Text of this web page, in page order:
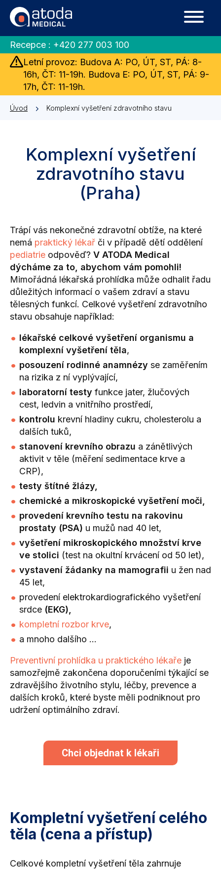
Recepce : +420 277 003 100
Letní provoz: Budova A: PO, ÚT, ST, PÁ: 8-
16h, ČT: 11-19h. Budova E: PO, ÚT, ST, PÁ: 9-
17h, ČT: 11-19h.
Úvod Komplexní vyšetření zdravotního stavu
Komplexní vyšetření
zdravotního stavu
(Praha)
Trápí vás nekonečné zdravotní obtíže, na které
nemá praktický lékař či v případě dětí oddělení
pediatrie odpověď? V ATODA Medical
dýcháme za to, abychom vám pomohli!
Mimořádná lékařská prohlídka může odhalit řadu
důležitých informací o vašem zdraví a stavu
tělesných funkcí. Celkové vyšetření zdravotního
stavu obsahuje například:
lékařské celkové vyšetření organismu a
komplexní vyšetření těla,
posouzení rodinné anamnézy se zaměřením
na rizika z ní vyplývající,
laboratorní testy funkce jater, žlučových
cest, ledvin a vnitřního prostředí,
kontrolu krevní hladiny cukru, cholesterolu a
dalších tuků,
stanovení krevního obrazu a zánětlivých
aktivit v těle (měření sedimentace krve a
CRP),
testy štítné žlázy,
chemické a mikroskopické vyšetření moči,
provedení krevního testu na rakovinu
prostaty (PSA) u mužů nad 40 let,
vyšetření mikroskopického množství krve
ve stolici (test na okultní krvácení od 50 let),
vystavení žádanky na mamografii u žen nad
45 let,
provedení elektrokardiografického vyšetření
srdce (EKG),
kompletní rozbor krve,
a mnoho dalšího …
Preventivní prohlídka u praktického lékaře je
samozřejmě zakončena doporučeními týkající se
zdravějšího životního stylu, léčby, prevence a
dalších kroků, které byste měli podniknout pro
udržení optimálního zdraví.
Chci objednat k lékaři
Kompletní vyšetření celého
těla (cena a přístup)
Celkové kompletní vyšetření těla zahrnuje